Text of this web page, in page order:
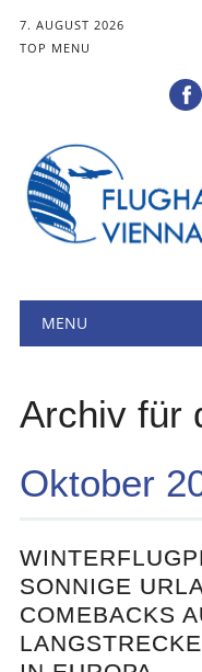
7. AUGUST 2026
TOP MENU
MENU
Archiv für
Oktober
SONNIGE
COMEBACKS